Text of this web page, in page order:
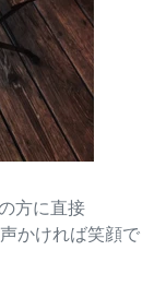
方に直接
かければ笑顔で